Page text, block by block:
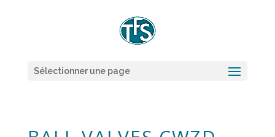
Sélectionner une page